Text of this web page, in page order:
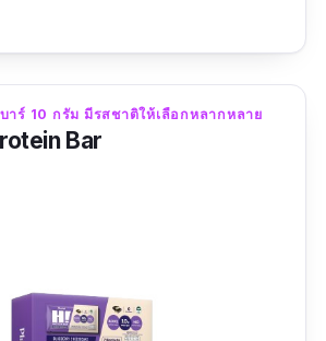
ได้ทุกที่ ทุกเวลา ถ้าทานไม่หมด
ชน์อย่างอื่นควบคู่ไปด้วย
น protein bar เซเว่น จะได้หาซื้อ
าร์ 10 กรัม มีรสชาติให้เลือกหลากหลาย
Bar